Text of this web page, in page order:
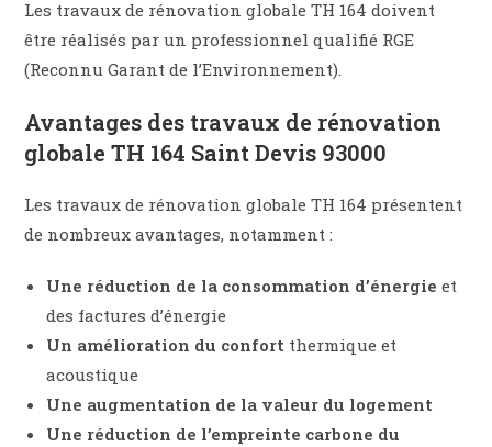
Les travaux de rénovation globale TH 164 doivent
être réalisés par un professionnel qualifié RGE
(Reconnu Garant de l’Environnement).
Avantages des travaux de rénovation
globale TH 164 Saint Devis 93000
Les travaux de rénovation globale TH 164 présentent
de nombreux avantages, notamment :
Une réduction de la consommation d’énergie et
des factures d’énergie
Un amélioration du confort thermique et
acoustique
Une augmentation de la valeur du logement
Une réduction de l’empreinte carbone du